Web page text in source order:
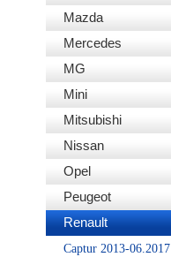
Mazda
Mercedes
MG
Mini
Mitsubishi
Nissan
Opel
Peugeot
Renault
Captur 2013-06.2017